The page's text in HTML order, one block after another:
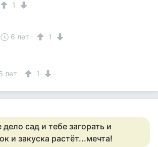
1
6 лет
1
лет
1
сад и тебе загорать и
и закуска растёт...мечта!